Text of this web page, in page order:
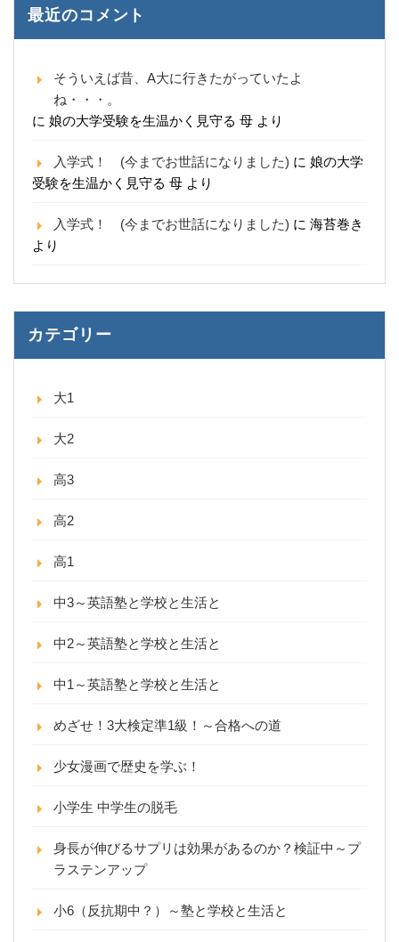
最近のコメント
そういえば昔、A大に行きたがっていたよ
ね・・・。
に 娘の大学受験を生温かく見守る 母 より
入学式！ (今までお世話になりました) に 娘の大学
受験を生温かく見守る 母 より
入学式！ (今までお世話になりました) に 海苔巻き
より
カテゴリー
大1
大2
高3
高2
高1
中3～英語塾と学校と生活と
中2～英語塾と学校と生活と
中1～英語塾と学校と生活と
めざせ！3大検定準1級！～合格への道
少女漫画で歴史を学ぶ！
小学生 中学生の脱毛
身長が伸びるサプリは効果があるのか？検証中～プ
ラステンアップ
小6（反抗期中？）～塾と学校と生活と